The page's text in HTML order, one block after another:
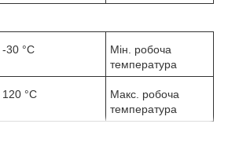
-30 °C
Мін. робоча
температура
120 °C
Макс. робоча
температура